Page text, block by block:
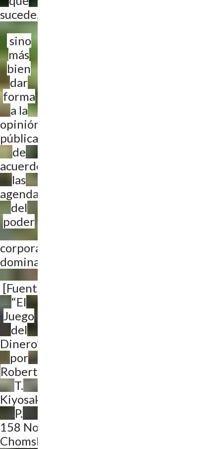
sucede,
sino
más
bien
dar
forma
a la
opinión
pública
de
acuerdo a
las
agendas
del
poder
corporativo
dominante”
[Fuente
“El
Juego
del
Dinero”
por
Robert
T.
Kiyosaki,
P.
158 Noam
Chomsky]